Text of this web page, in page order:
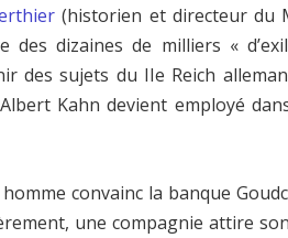
(historien et directeur du
dizaines de milliers «
des sujets du IIe Reich
Kahn devient employé
convainc la banque
une compagnie attire